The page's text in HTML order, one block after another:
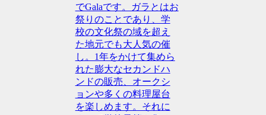
でGalaです。ガラとはお
祭りのことであり、学
校の文化祭の域を超え
た地元でも大人気の催
し。1年をかけて集めら
れた膨大なセカンドハ
ンドの販売、オークシ
ョンや多くの料理屋台
を楽しめます。それに